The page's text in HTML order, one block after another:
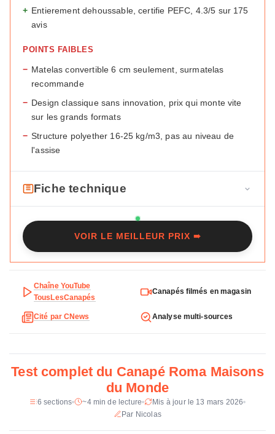
+ Entierement dehoussable, certifie PEFC, 4.3/5 sur 175
avis
POINTS FAIBLES
− Matelas convertible 6 cm seulement, surmatelas
recommande
− Design classique sans innovation, prix qui monte vite
sur les grands formats
− Structure polyether 16-25 kg/m3, pas au niveau de
l'assise
Fiche technique
c
e
e
h
u
Maisons du Monde
Modele Roma
Type Droit ou convertible
Places
Revetement Coton ou lin (7 coloris)
Garnissage structure Mousse polyether 16-25 kg/m3
Sangles elastiques entrecroisees
Sommier a lattes, matelas 6 cm
VOIR LE MEILLEUR PRIX ➠
Chaîne YouTube
TousLesCanapés
Canapés filmés en magasin
Cité par CNews Analyse multi-sources
Test complet du Canapé Roma Maisons
du Monde
6 sections ~4 min de lecture
Mis à jour le 13 mars 2026
Par Nicolas